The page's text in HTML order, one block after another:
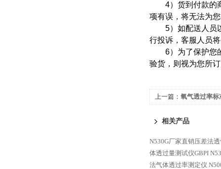
4）货到付款的商
项有误，将无法为
5）如配送人员以
行投诉，客服人员
6）为了保护您的
验货，则视为您所
上一篇： 氧气透过率标
相关产品
N530G厂家直销压差法
体透过量测试仪GBPI
法气体透过率测定仪